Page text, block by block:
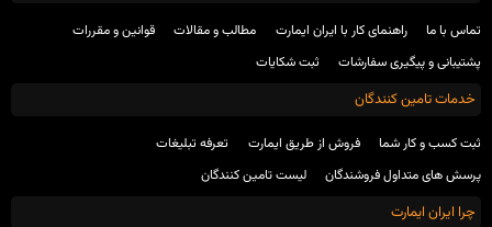
تماس با ما راهنمای کار با ایران ایمارت مطالب و مقالات
قوانین و مقررات
پشتیبانی و پیگیری سفارشات
ثبت شکایات
خدمات تامین کنندگان
ثبت کسب و کار شما فروش از طریق ایمارت
تعرفه تبلیغات
پرسش های متداول فروشندگان
لیست تامین کنندگان
چرا ایران ایمارت